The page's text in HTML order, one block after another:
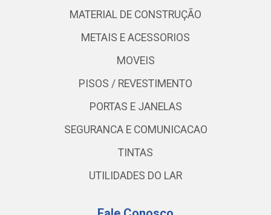
MATERIAL DE CONSTRUÇÃO
METAIS E ACESSORIOS
MOVEIS
PISOS / REVESTIMENTO
PORTAS E JANELAS
SEGURANCA E COMUNICACAO
TINTAS
UTILIDADES DO LAR